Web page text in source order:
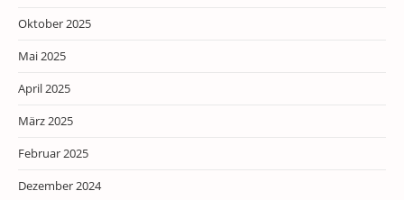
Oktober 2025
Mai 2025
April 2025
März 2025
Februar 2025
Dezember 2024